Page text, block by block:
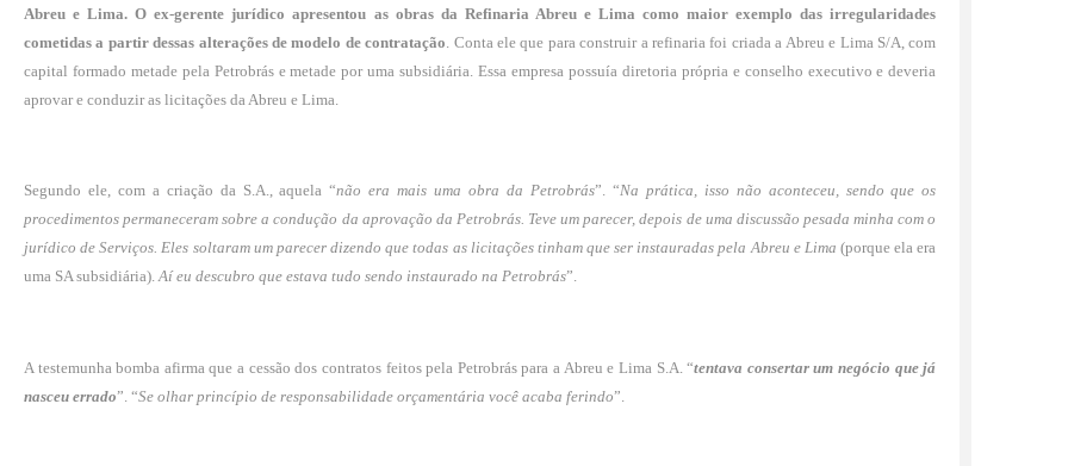
Abreu e Lima. O ex-gerente jurídico apresentou as obras da Refinaria Abreu e Lima como maior exemplo das irregularidades
cometidas a partir dessas alterações de modelo de contratação . Conta ele que para construir a refinaria foi criada a Abreu e Lima S/A, com
capital formado metade pela Petrobrás e metade por uma subsidiária. Essa empresa possuía diretoria própria e conselho executivo e deveria
aprovar e conduzir as licitações da Abreu e Lima.
Segundo ele, com a criação da S.A., aquela “não era mais uma obra da Petrobrás”. “Na prática, isso não aconteceu, sendo que os
procedimentos permaneceram sobre a condução da aprovação da Petrobrás. Teve um parecer, depois de uma discussão pesada minha com o
jurídico de Serviços. Eles soltaram um parecer dizendo que todas as licitações tinham que ser instauradas pela Abreu e Lima (porque ela era
uma SA subsidiária).Aí eu descubro que estava tudo sendo instaurado na Petrobrás”.
A testemunha bomba afirma que a cessão dos contratos feitos pela Petrobrás para a Abreu e Lima S.A. “tentava consertar um negócio que já
nasceu errado”. “Se olhar princípio de responsabilidade orçamentária você acaba ferindo”.